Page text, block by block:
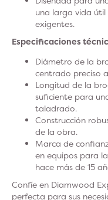
una larga vida
exigentes.
Especificaciones
Diámetro de la
centrado preciso
Longitud de la
suficiente para
taladrado.
Construcción
de la obra.
Marca de
en equipos para
hace más de 15
Confíe en Diamwood
perfecta para sus